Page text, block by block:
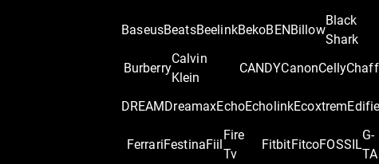
BaseusBeatsBeelinkBekoBENBillow
Black
Shark
Burberry
Calvin
Klein
CANDYCanonCelly
DREAMDreamaxEchoEcholinkEcoxtrem
FerrariFestinaFiil
Fire
Tv
FitbitFitcoFOSSIL
G-